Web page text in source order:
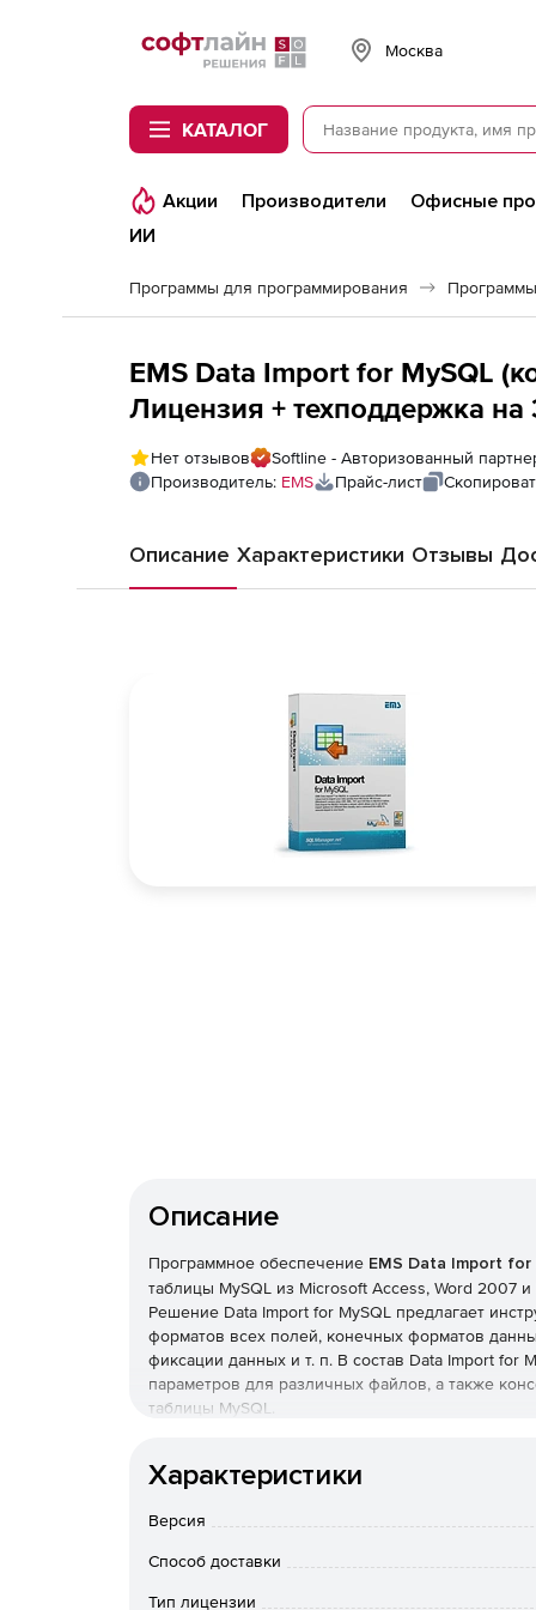
Softline
Москва
КАТАЛОГ
Акции Производители Офисные
ИИ
Программы для программирования
EMS Data Import for MySQL
Лицензия + техподдержка на
Нет отзывов
Softline - Авторизованный
Производитель: EMS Прайс-лист
Описание Характеристики Отзывы
Описание
Программное обеспечение EMS Data Import for
таблицы MySQL из Microsoft Access, Word 2007 и
Решение Data Import for MySQL предлагает
форматов всех полей, конечных форматов
фиксации данных и т. п. В состав Data Import for
параметров для различных файлов, а также
таблицы MySQL.
TXT, DBF, CSV, XML, HTML, RTF и ODF.
Характеристики
Версия
Способ доставки
Тип лицензии